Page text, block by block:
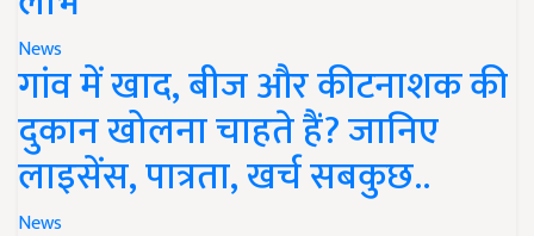
News
गांव में खाद, बीज और कीटनाशक की
दुकान खोलना चाहते हैं? जानिए
लाइसेंस, पात्रता, खर्च सबकुछ..
News